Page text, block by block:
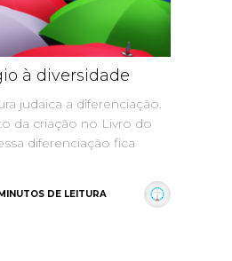
à diversidade
judaica a diferenciação.
da criação no Livro do
diferenciação fica
DE LEITURA